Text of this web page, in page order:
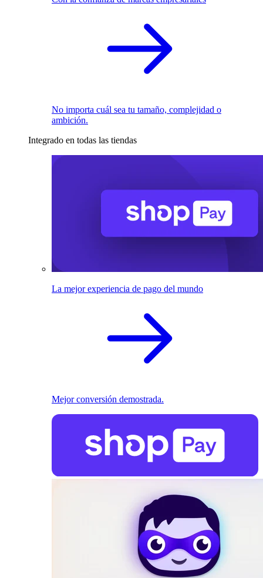
No importa cuál sea tu tamaño, complejidad o
ambición.
Integrado en todas las tiendas
La mejor experiencia de pago del mundo
Mejor conversión demostrada.